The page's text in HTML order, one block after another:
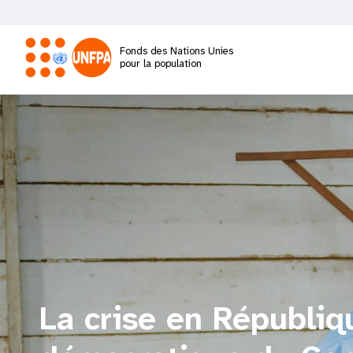
contenu
principal
Fonds des Nations Unies
pour la population
M
a
i
n
n
a
La crise en